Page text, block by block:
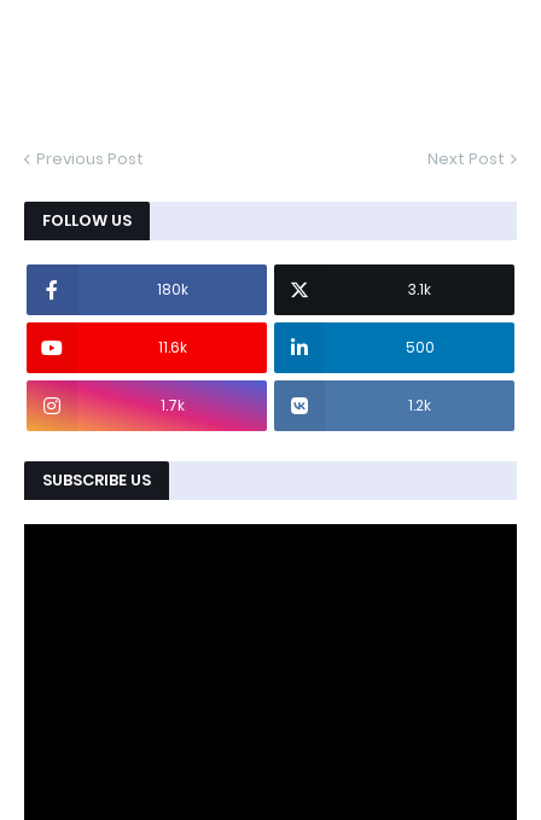
Previous Post Next Post
FOLLOW US
180k 3.1k
11.6k 500
1.7k 1.2k
SUBSCRIBE US